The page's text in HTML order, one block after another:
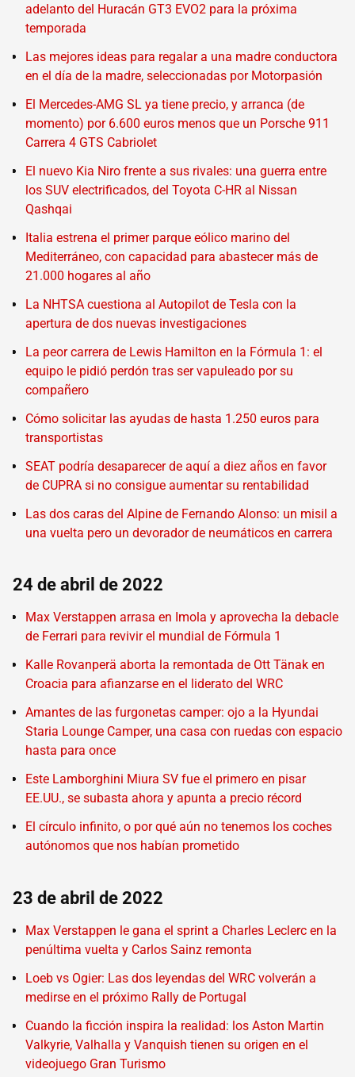
adelanto del Huracán GT3 EVO2 para la próxima
temporada
Las mejores ideas para regalar a una madre conductora
en el día de la madre, seleccionadas por Motorpasión
El Mercedes-AMG SL ya tiene precio, y arranca (de
momento) por 6.600 euros menos que un Porsche 911
Carrera 4 GTS Cabriolet
El nuevo Kia Niro frente a sus rivales: una guerra entre
los SUV electrificados, del Toyota C-HR al Nissan
Qashqai
Italia estrena el primer parque eólico marino del
Mediterráneo, con capacidad para abastecer más de
21.000 hogares al año
La NHTSA cuestiona al Autopilot de Tesla con la
apertura de dos nuevas investigaciones
La peor carrera de Lewis Hamilton en la Fórmula 1: el
equipo le pidió perdón tras ser vapuleado por su
compañero
Cómo solicitar las ayudas de hasta 1.250 euros para
transportistas
SEAT podría desaparecer de aquí a diez años en favor
de CUPRA si no consigue aumentar su rentabilidad
Las dos caras del Alpine de Fernando Alonso: un misil a
una vuelta pero un devorador de neumáticos en carrera
24 de abril de 2022
Max Verstappen arrasa en Imola y aprovecha la debacle
de Ferrari para revivir el mundial de Fórmula 1
Kalle Rovanperä aborta la remontada de Ott Tänak en
Croacia para afianzarse en el liderato del WRC
Amantes de las furgonetas camper: ojo a la Hyundai
Staria Lounge Camper, una casa con ruedas con espacio
hasta para once
Este Lamborghini Miura SV fue el primero en pisar
EE.UU., se subasta ahora y apunta a precio récord
El círculo infinito, o por qué aún no tenemos los coches
autónomos que nos habían prometido
23 de abril de 2022
Max Verstappen le gana el sprint a Charles Leclerc en la
penúltima vuelta y Carlos Sainz remonta
Loeb vs Ogier: Las dos leyendas del WRC volverán a
medirse en el próximo Rally de Portugal
Cuando la ficción inspira la realidad: los Aston Martin
Valkyrie, Valhalla y Vanquish tienen su origen en el
videojuego Gran Turismo